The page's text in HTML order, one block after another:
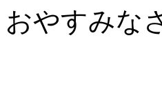
おやすみな